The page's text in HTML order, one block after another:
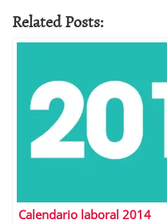
Related Posts:
Calendario laboral 2014